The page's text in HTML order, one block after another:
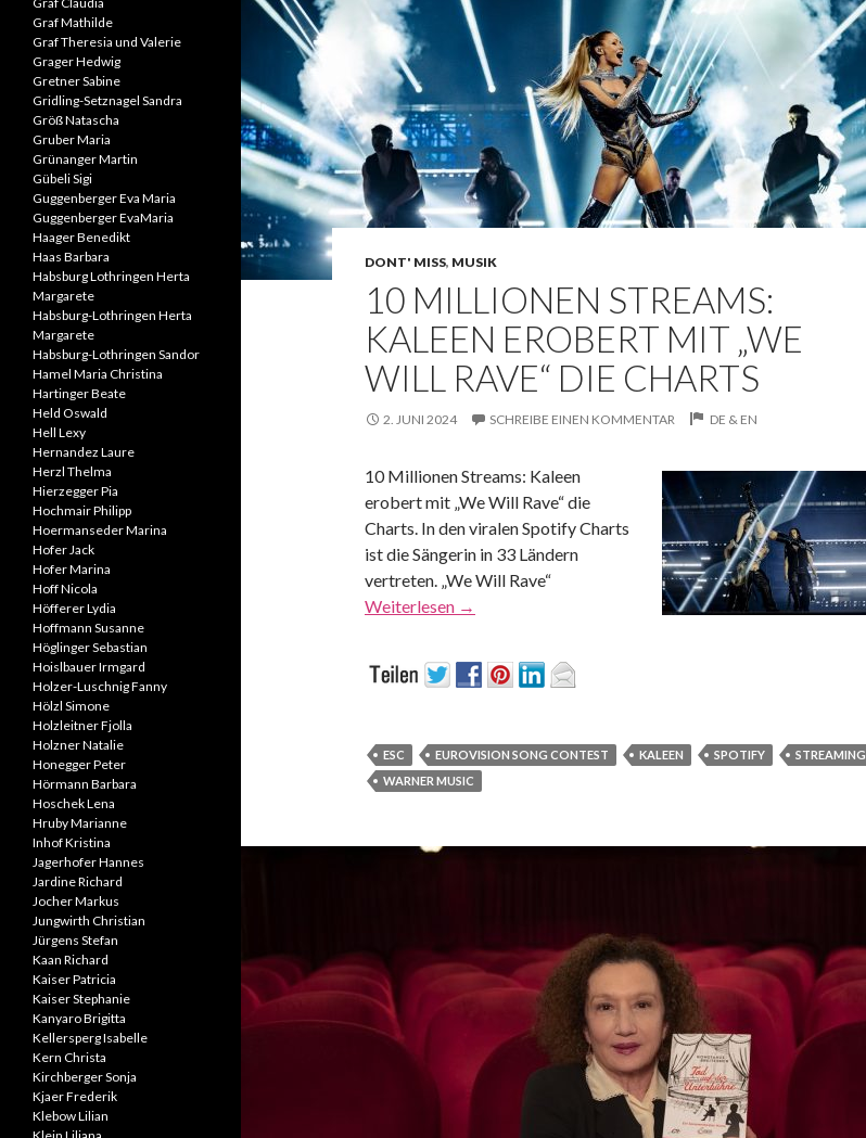
DONT' MISS, MUSIK
10 MILLIONEN STREAMS:
KALEEN EROBERT MIT „WE
WILL RAVE“ DIE CHARTS
2. JUNI 2024 SCHREIBE EINEN KOMMENTAR DE & EN
10 Millionen Streams: Kaleen
erobert mit „We Will Rave“ die
Charts. In den viralen Spotify Charts
ist die Sängerin in 33 Ländern
vertreten. „We Will Rave“
Weiterlesen →
ESC EUROVISION SONG CONTEST KALEEN SPOTIFY
STREAMING
WARNER MUSIC
Graf Mathilde
Graf Theresia und Valerie
Grager Hedwig
Gretner Sabine
Gridling-Setznagel Sandra
Größ Natascha
Gruber Maria
Grünanger Martin
Gübeli Sigi
Guggenberger Eva Maria
Guggenberger EvaMaria
Haager Benedikt
Haas Barbara
Habsburg Lothringen Herta
Margarete
Habsburg-Lothringen Herta
Margarete
Habsburg-Lothringen Sandor
Hamel Maria Christina
Hartinger Beate
Held Oswald
Hell Lexy
Hernandez Laure
Herzl Thelma
Hierzegger Pia
Hochmair Philipp
Hoermanseder Marina
Hofer Jack
Hofer Marina
Hoff Nicola
Höfferer Lydia
Hoffmann Susanne
Höglinger Sebastian
Hoislbauer Irmgard
Holzer-Luschnig Fanny
Hölzl Simone
Holzleitner Fjolla
Holzner Natalie
Honegger Peter
Hörmann Barbara
Hoschek Lena
Hruby Marianne
Inhof Kristina
Jagerhofer Hannes
Jardine Richard
Jocher Markus
Jungwirth Christian
Jürgens Stefan
Kaan Richard
Kaiser Patricia
Kaiser Stephanie
Kanyaro Brigitta
Kellersperg Isabelle
Kern Christa
Kirchberger Sonja
Kjaer Frederik
Klebow Lilian